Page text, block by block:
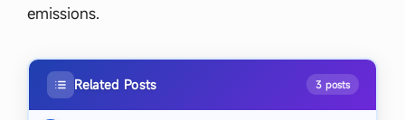
emissions.
Related Posts 3 posts